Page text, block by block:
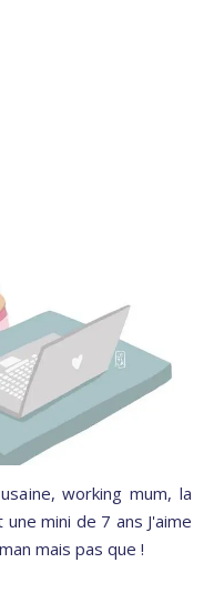
working mum, la
mini de 7 ans J'aime
mais pas que !